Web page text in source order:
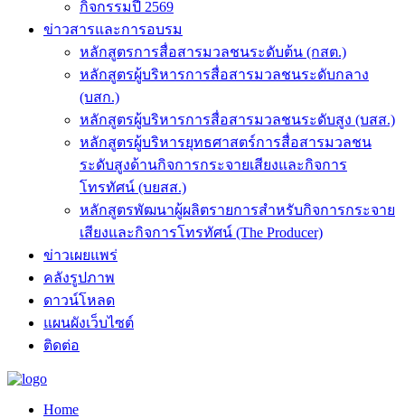
กิจกรรมปี 2569
ข่าวสารและการอบรม
หลักสูตรการสื่อสารมวลชนระดับต้น (กสต.)
หลักสูตรผู้บริหารการสื่อสารมวลชนระดับกลาง
(บสก.)
หลักสูตรผู้บริหารการสื่อสารมวลชนระดับสูง (บสส.)
หลักสูตรผู้บริหารยุทธศาสตร์การสื่อสารมวลชน
ระดับสูงด้านกิจการกระจายเสียงและกิจการ
โทรทัศน์ (บยสส.)
หลักสูตรพัฒนาผู้ผลิตรายการสำหรับกิจการกระจาย
เสียงและกิจการโทรทัศน์ (The Producer)
ข่าวเผยแพร่
คลังรูปภาพ
ดาวน์โหลด
แผนผังเว็บไซต์
ติดต่อ
Home